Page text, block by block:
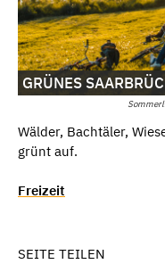
GRÜNES
Wälder, Bachtäler,
grünt auf.
Freizeit
SEITE TEILEN